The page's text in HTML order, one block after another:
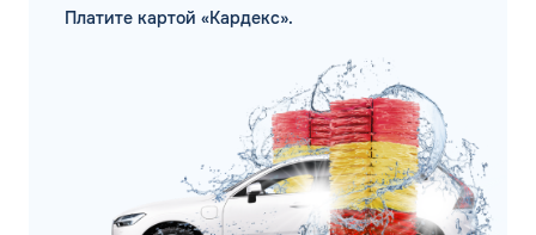
Платите картой «Кардекс».